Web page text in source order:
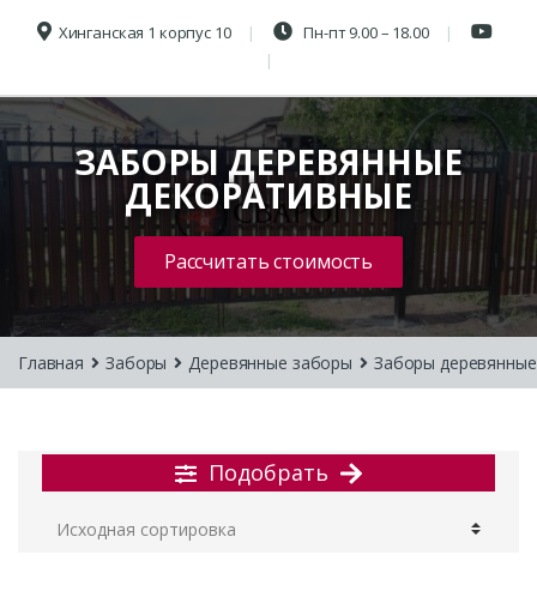
Хинганская 1 корпус 10 Пн-пт 9.00 – 18.00
ЗАБОРЫ ДЕРЕВЯННЫЕ
ДЕКОРАТИВНЫЕ
Рассчитать стоимость
Главная Заборы Деревянные заборы Заборы
Подобрать